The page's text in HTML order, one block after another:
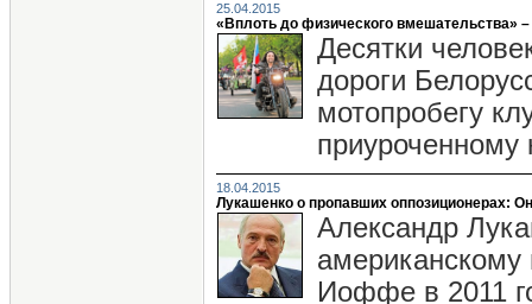
25.04.2015
«Вплоть до физического вмешательства»
Десятки
дороги
мотопробегу
18.04.2015
Лукашенко о пропавших оппозиционерах:
Александр
американскому
Иоффе в 2011